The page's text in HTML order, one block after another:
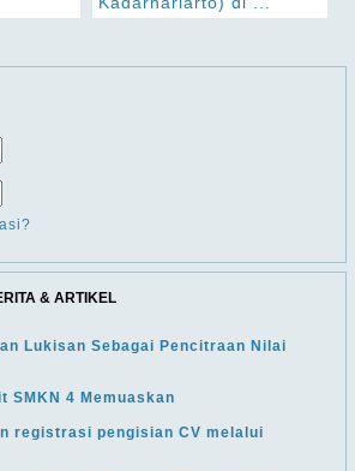
& ARTIKEL
Lukisan Sebagai Pencitraan Nilai
SMKN 4 Memuaskan
registrasi pengisian CV melalui